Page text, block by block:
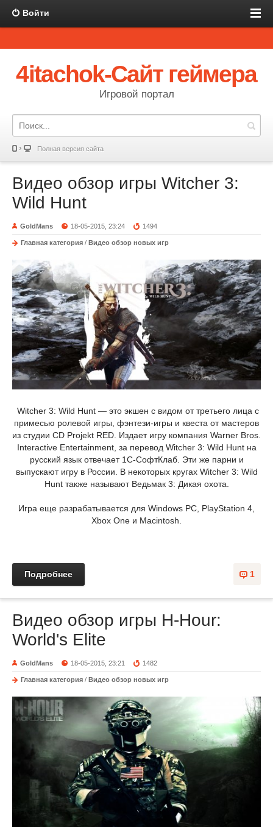
Войти
4itachok-Сайт геймера
Игровой портал
Полная версия сайта
Видео обзор игры Witcher 3:
Wild Hunt
GoldMans 18-05-2015, 23:24 1494
Главная категория / Видео обзор новых игр
Witcher 3: Wild Hunt — это экшен с видом от третьего лица с
примесью ролевой игры, фэнтези-игры и квеста от мастеров
из студии CD Projekt RED. Издает игру компания Warner Bros.
Interactive Entertainment, за перевод Witcher 3: Wild Hunt на
русский язык отвечает 1С-СофтКлаб. Эти же парни и
выпускают игру в России. В некоторых кругах Witcher 3: Wild
Hunt также называют Ведьмак 3: Дикая охота.
Игра еще разрабатывается для Windows PC, PlayStation 4,
Xbox One и Macintosh.
1
Подробнее
Видео обзор игры H-Hour:
World's Elite
GoldMans 18-05-2015, 23:21 1482
Главная категория / Видео обзор новых игр